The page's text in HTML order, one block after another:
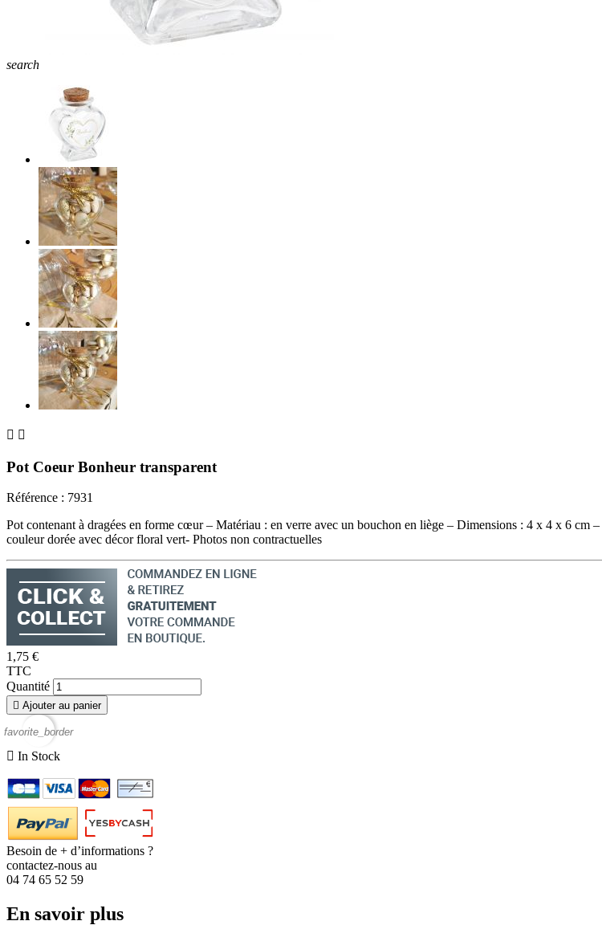
search
 
Pot Coeur Bonheur transparent
Référence : 7931
Pot contenant à dragées en forme cœur – Matériau : en verre avec un bouchon en liège – Dimensions : 4 x 4 x 6 cm
couleur dorée avec décor floral vert- Photos non contractuelles
1,75 €
TTC
Quantité
 Ajouter au panier
favorite_border
 In Stock
Besoin de + d’informations ?
contactez-nous au
04 74 65 52 59
En savoir plus